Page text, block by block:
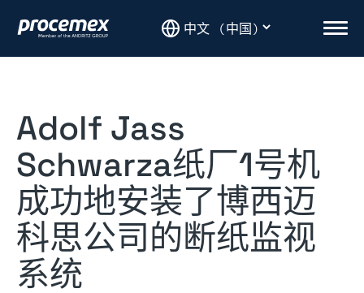
content
Adolf Jass
Schwarza纸厂1号机
成功地安装了博西迈
科思公司的断纸监视
系统